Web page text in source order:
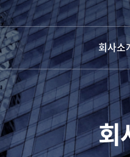
회사소
회사개요
회사연
조직구
인증 및 기
회